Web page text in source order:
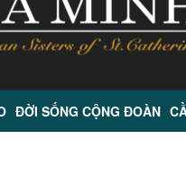
ĐỜI SỐNG CỘNG ĐOÀN